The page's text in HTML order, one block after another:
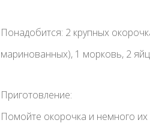
Понадобится: 2 крупных
маринованных), 1 морковь, 2
Приготовление:
Помойте окорочка и немного